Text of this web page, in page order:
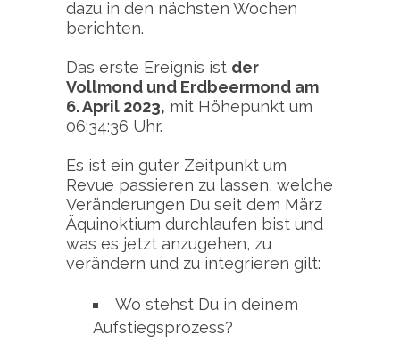
dazu in den nächsten Wochen
berichten.
Das erste Ereignis ist der
Vollmond und Erdbeermond am
6. April 2023, mit Höhepunkt um
06:34:36 Uhr.
Es ist ein guter Zeitpunkt um
Revue passieren zu lassen, welche
Veränderungen Du seit dem März
Äquinoktium durchlaufen bist und
was es jetzt anzugehen, zu
verändern und zu integrieren gilt:
Wo stehst Du in deinem
Aufstiegsprozess?